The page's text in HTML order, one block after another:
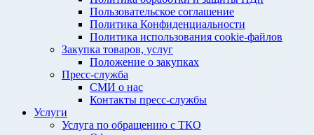
Пользовательское соглашение
Политика Конфиденциальности
Политика использования cookie-файлов
Закупка товаров, услуг
Положение о закупках
Пресс-служба
СМИ о нас
Контакты пресс-службы
Услуги
Услуга по обращению с ТКО